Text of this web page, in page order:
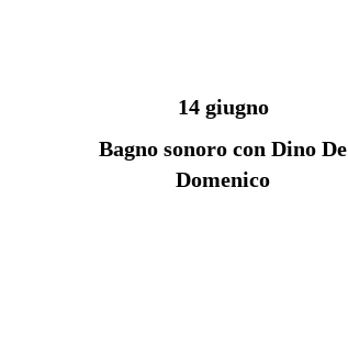
14 giugno
Bagno sonoro con Dino De
Domenico